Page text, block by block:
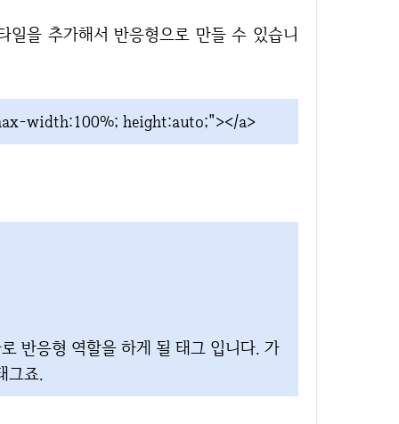
을 추가해서 반응형으로 만들 수 있습니
width:100%; height:auto;"></a>
응형 역할을 하게 될 태그 입니다. 가
그죠.